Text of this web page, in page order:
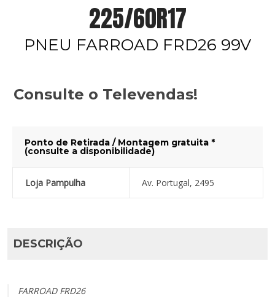
225/60R17
PNEU FARROAD FRD26 99V
Consulte o Televendas!
Ponto de Retirada / Montagem gratuita *
(consulte a disponibilidade)
Loja Pampulha Av. Portugal, 2495
DESCRIÇÃO
FARROAD FRD26